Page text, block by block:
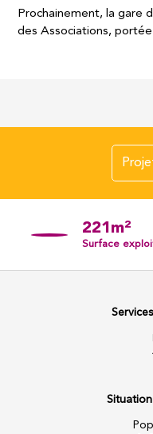
Prochainement, la gare
des Associations,
221m²
Surface